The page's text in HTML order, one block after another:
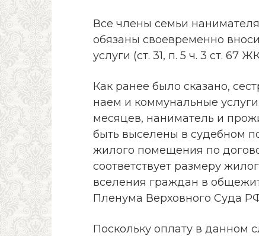
Все члены семьи
обязаны своевременно
услуги (ст. 31, п. 5 ч. 3 ст. 67
Как ранее было сказано,
наем и коммунальные
месяцев, наниматель и
быть выселены в судебном
жилого помещения по
соответствует размеру
вселения граждан в
Пленума Верховного Суда
Поскольку оплату в данном